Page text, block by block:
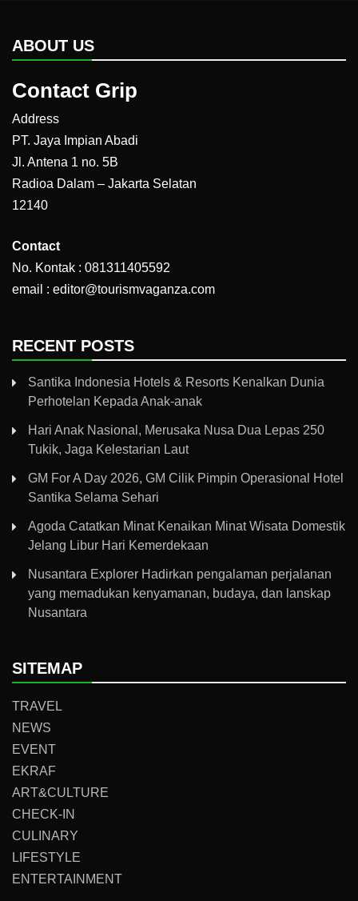
ABOUT US
Contact Grip
Address
PT. Jaya Impian Abadi
Jl. Antena 1 no. 5B
Radioa Dalam – Jakarta Selatan
12140
Contact
No. Kontak : 081311405592
email : editor@tourismvaganza.com
RECENT POSTS
Santika Indonesia Hotels & Resorts Kenalkan Dunia
Perhotelan Kepada Anak-anak
Hari Anak Nasional, Merusaka Nusa Dua Lepas 250
Tukik, Jaga Kelestarian Laut
GM For A Day 2026, GM Cilik Pimpin Operasional Hotel
Santika Selama Sehari
Agoda Catatkan Minat Kenaikan Minat Wisata Domestik
Jelang Libur Hari Kemerdekaan
Nusantara Explorer Hadirkan pengalaman perjalanan
yang memadukan kenyamanan, budaya, dan lanskap
Nusantara
SITEMAP
TRAVEL
NEWS
EVENT
EKRAF
ART&CULTURE
CHECK-IN
CULINARY
LIFESTYLE
ENTERTAINMENT